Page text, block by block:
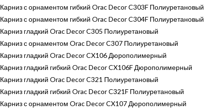
Карниз с орнаментом гибкий Orac Decor C303F Полиуретановый
Карниз с орнаментом гибкий Orac Decor C304F Полиуретановый
Карниз гладкий Orac Decor C305 Полиуретановый
Карниз с орнаментом Orac Decor C307 Полиуретановый
Карниз гладкий Orac Decor CX106 Дюрополимерный
Карниз гладкий гибкий Orac Decor CX106F Дюрополимерный
Карниз гладкий Orac Decor C321 Полиуретановый
Карниз гладкий гибкий Orac Decor C321F Полиуретановый
Карниз с орнаментом Orac Decor CX107 Дюрополимерный